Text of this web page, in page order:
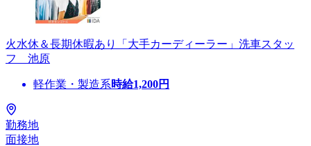
火水休＆長期休暇あり「大手カーディーラー」洗車スタッ
フ 池原
軽作業・製造系時給1,200円
勤務地
面接地